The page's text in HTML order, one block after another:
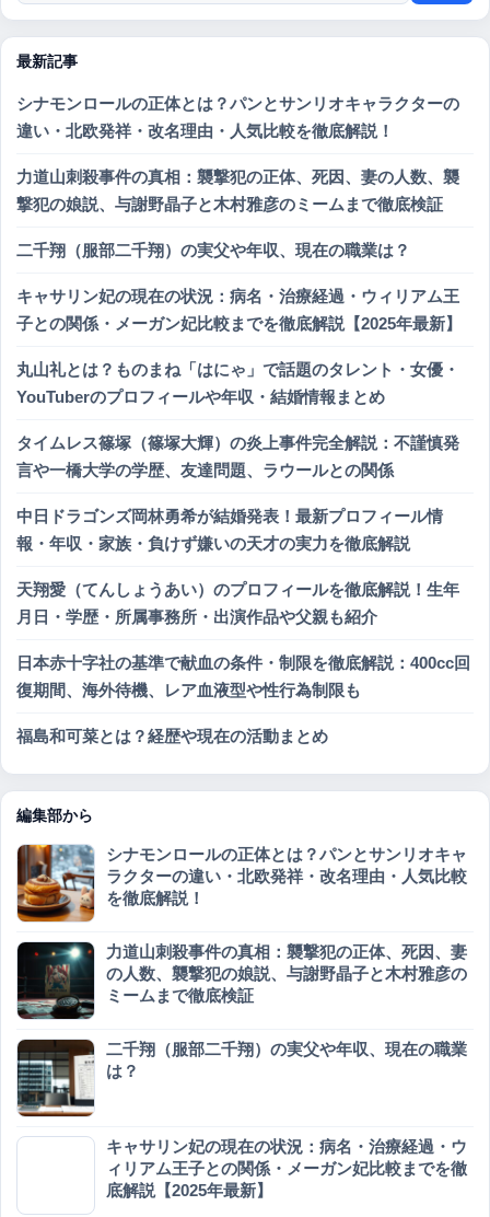
最新記事
シナモンロールの正体とは？パンとサンリオキャラクターの
違い・北欧発祥・改名理由・人気比較を徹底解説！
力道山刺殺事件の真相：襲撃犯の正体、死因、妻の人数、襲
撃犯の娘説、与謝野晶子と木村雅彦のミームまで徹底検証
二千翔（服部二千翔）の実父や年収、現在の職業は？
キャサリン妃の現在の状況：病名・治療経過・ウィリアム王
子との関係・メーガン妃比較までを徹底解説【2025年最新】
丸山礼とは？ものまね「はにゃ」で話題のタレント・女優・
YouTuberのプロフィールや年収・結婚情報まとめ
タイムレス篠塚（篠塚大輝）の炎上事件完全解説：不謹慎発
言や一橋大学の学歴、友達問題、ラウールとの関係
中日ドラゴンズ岡林勇希が結婚発表！最新プロフィール情
報・年収・家族・負けず嫌いの天才の実力を徹底解説
天翔愛（てんしょうあい）のプロフィールを徹底解説！生年
月日・学歴・所属事務所・出演作品や父親も紹介
日本赤十字社の基準で献血の条件・制限を徹底解説：400cc回
復期間、海外待機、レア血液型や性行為制限も
福島和可菜とは？経歴や現在の活動まとめ
編集部から
シナモンロールの正体とは？パンとサンリオキャ
ラクターの違い・北欧発祥・改名理由・人気比較
を徹底解説！
力道山刺殺事件の真相：襲撃犯の正体、死因、妻
の人数、襲撃犯の娘説、与謝野晶子と木村雅彦の
ミームまで徹底検証
二千翔（服部二千翔）の実父や年収、現在の職業
は？
キャサリン妃の現在の状況：病名・治療経過・ウ
ィリアム王子との関係・メーガン妃比較までを徹
底解説【2025年最新】